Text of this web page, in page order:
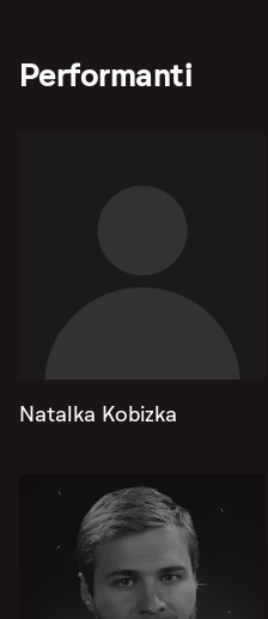
Performanti
Natalka Kobizka